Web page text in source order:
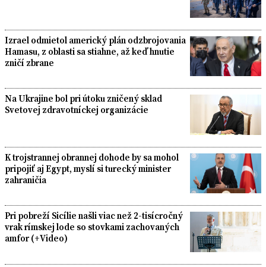
Izrael odmietol americký plán odzbrojovania
Hamasu, z oblasti sa stiahne, až keď hnutie
zničí zbrane
Na Ukrajine bol pri útoku zničený sklad
Svetovej zdravotníckej organizácie
K trojstrannej obrannej dohode by sa mohol
pripojiť aj Egypt, myslí si turecký minister
zahraničia
Pri pobreží Sicílie našli viac než 2-tisícročný
vrak rímskej lode so stovkami zachovaných
amfor (+Video)